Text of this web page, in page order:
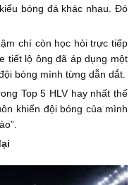
bóng đá khác nhau. Đó
chí còn học hỏi trực tiếp
tiết lộ ông đã áp dụng một
bóng mình từng dẫn dắt.
Top 5 HLV hay nhất thế
khiến đội bóng của mình